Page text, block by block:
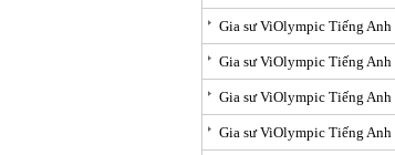
Gia sư ViOlympic Tiếng
Gia sư ViOlympic Tiếng
Gia sư ViOlympic Tiếng
Gia sư ViOlympic Tiếng